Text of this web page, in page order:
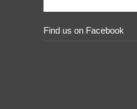
Find us on Facebook